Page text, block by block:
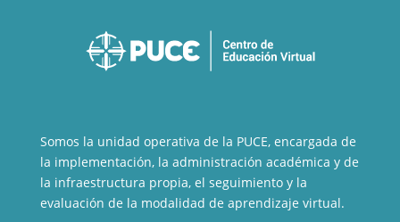
Somos la unidad operativa de la PUCE, encargada de
la implementación, la administración académica y de
la infraestructura propia, el seguimiento y la
evaluación de la modalidad de aprendizaje virtual.